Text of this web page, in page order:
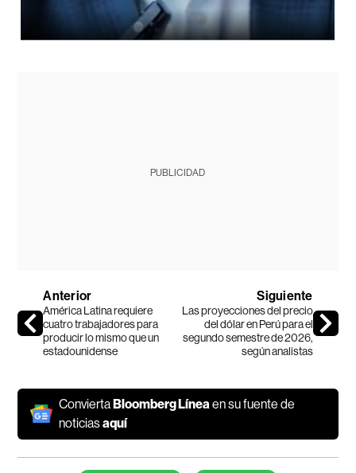
PUBLICIDAD
Anterior
América Latina requiere
cuatro trabajadores para
producir lo mismo que un
estadounidense
Siguiente
Las proyecciones del precio
del dólar en Perú para el
segundo semestre de 2026,
según analistas
ConviertaBloomberg Línea en su fuente de
noticiasaquí